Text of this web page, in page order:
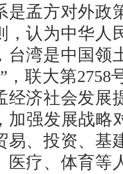
是孟方对外政
，认为中华人
台湾是中国领
，联大第
经济社会发展
加强发展战略
易、投资、基
医疗、体育等